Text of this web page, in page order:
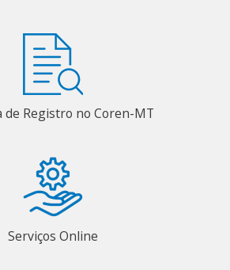
de Registro no Coren-MT
Serviços Online